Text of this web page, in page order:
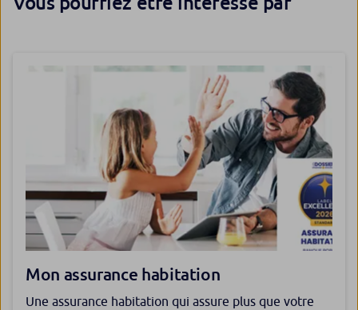
Mon assurance habitation
Une assurance habitation qui assure plus que votre